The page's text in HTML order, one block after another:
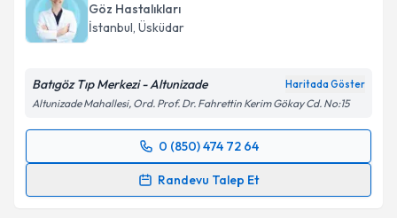
Göz Hastalıkları
İstanbul, Üsküdar
Batıgöz Tıp Merkezi - Altunizade Haritada Göster
Altunizade Mahallesi, Ord. Prof. Dr. Fahrettin Kerim Gökay Cd. No:15
0 (850) 474 72 64
Randevu Talep Et
Randevu Takvimi Talebi